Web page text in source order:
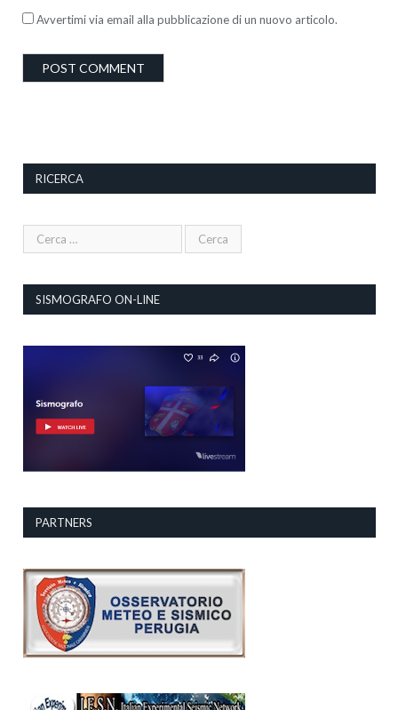
Avvertimi via email alla pubblicazione di un nuovo articolo.
RICERCA
SISMOGRAFO ON-LINE
PARTNERS